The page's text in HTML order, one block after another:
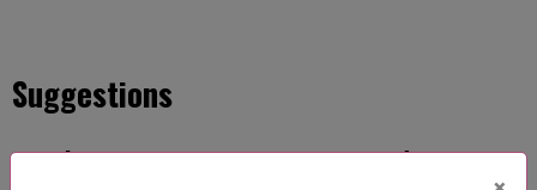
Suggestions
L'Héritage des Feä T1 Les Barrières des